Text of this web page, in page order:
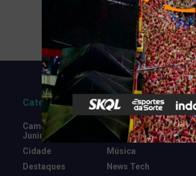
Categorias
Camarote Vip
Junino
Cidade
Destaques
Marketing E
Negócios
Música
News Tech